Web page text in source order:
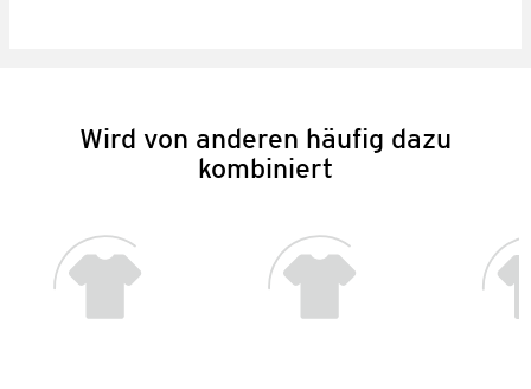
Wird von anderen häufig dazu
kombiniert